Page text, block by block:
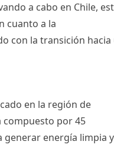
a cabo en Chile,
cuanto a la
con la transición hacia
en la región de
compuesto por 45
generar energía limpia y